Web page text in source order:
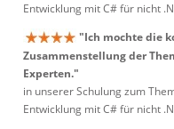
Entwicklung mit C# für nicht
"Ich mochte die
Zusammenstellung der
Experten."
in unserer Schulung zum
Entwicklung mit C# für nicht